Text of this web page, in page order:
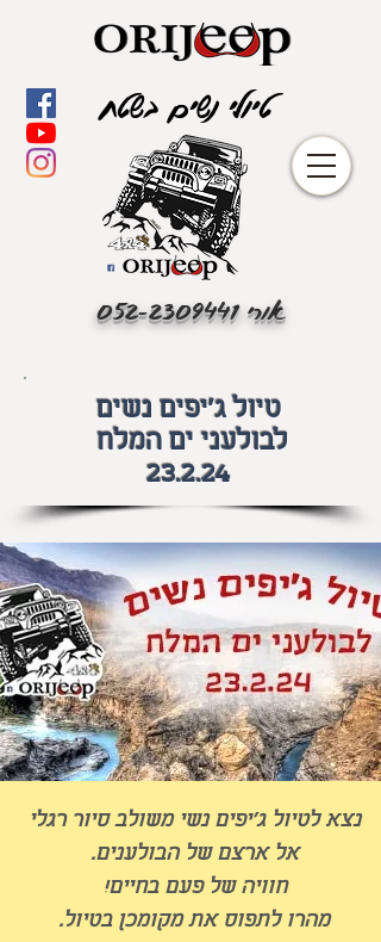
אורי052-2309441
טיולי נשים בשטח
טיול ג'יפים נשים
לבולעני ים המלח
23.2.24
נצא לטיול ג'יפים נשי משולב סיור רגלי
אל ארצם של הבולענים.
חוויה של פעם בחיים!
מהרו לתפוס את מקומכן בטיול.